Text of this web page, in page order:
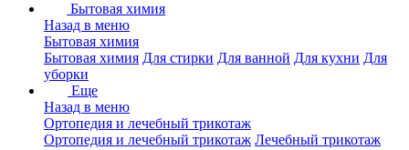
Бытовая химия
Назад в меню
Бытовая химия
Бытовая химия Для стирки Для ванной Для кухни Для
уборки
Еще
Назад в меню
Ортопедия и лечебный трикотаж
Ортопедия и лечебный трикотаж Лечебный трикотаж